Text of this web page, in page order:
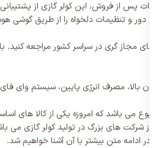
دور و تنظیمات دلخواه را از طریق گوشی
مجاز گری در سراسر کشور مراجعه
بالا، مصرف انرژی پایین، سیستم
می باشد که امروزه یکی از کالا های
شرکت های بزرگ در تولید کولر گازی می
ادامه متن بیشتر با آن آشنا خواهیم شد.